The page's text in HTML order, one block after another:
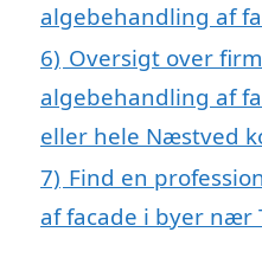
algebehandling af
6) Oversigt over
algebehandling af
eller hele Næstved
7) Find en
af facade i byer nær